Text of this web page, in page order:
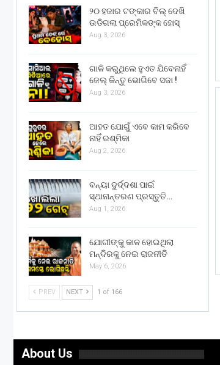
୨୦ ହଜାର ଟଙ୍କାର ବିଲ୍ ଦେଖି
ଉଡିଗଲା ପ୍ରେମିକଙ୍କ ହୋସ୍
Aug 3, 2026
ଗାଳି କରୁଥିଲେ ହୁଏତ ଯିବେନାହିଁ
ଜେଲ୍ କିନ୍ତୁ ଭୋଗିବେ ସଜା !
Aug 3, 2026
ଆହତ ଯୋଗୁଁ ଏବେ କାମ କରିବେ
ନାହିଁ ରଶ୍ମିକା
Aug 2, 2026
ବନ୍ୟା ଦୁର୍ଦ୍ଦଶା ପାଇଁ
ସ୍ଥାନାନ୍ତରଣ ପ୍ରସ୍ତୁତି…
Aug 1, 2026
ଯୋଗୀଙ୍କୁ କାଳ ହୋଇଥିଲା
ମନ୍ଦିରକୁ ନେଇ ରାଜନୀତି
May 6, 2026
PREV NEXT 1 of 166
About Us